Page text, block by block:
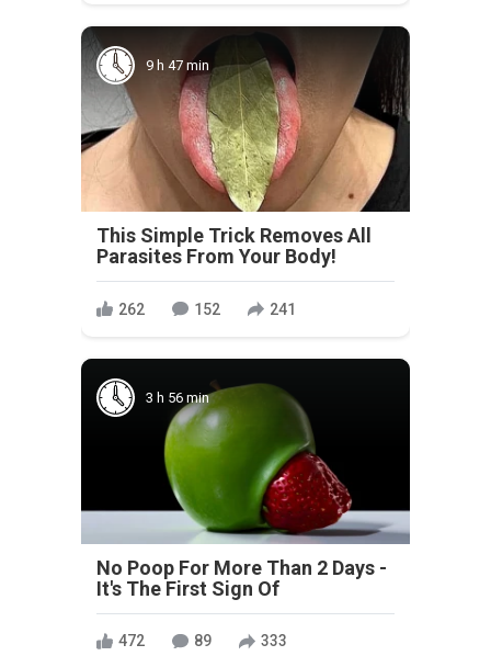
9 h 47 min
This Simple Trick Removes All
Parasites From Your Body!
262 152 241
3 h 56 min
No Poop For More Than 2 Days -
It's The First Sign Of
472 89 333